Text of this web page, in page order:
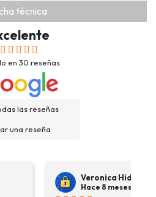
técnica
en 30 reseñas
las reseñas
una reseña
Veronica Hidalgo
Hace 8 meses